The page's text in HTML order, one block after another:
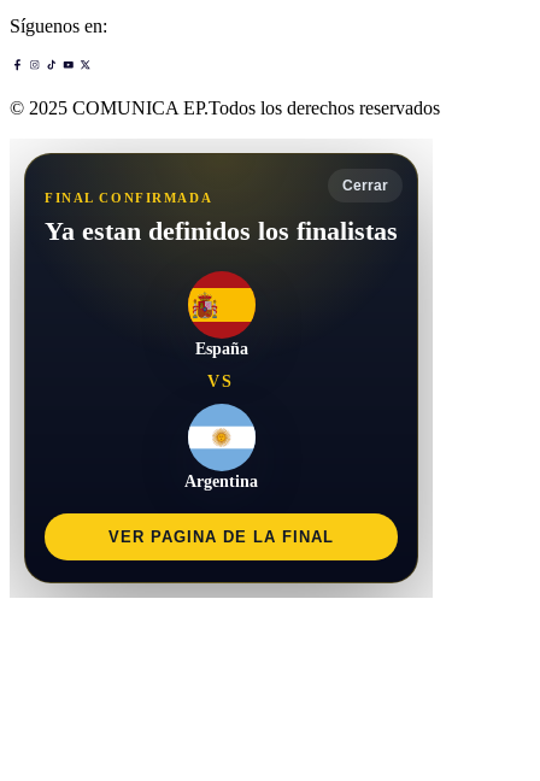
Síguenos en:
© 2025 COMUNICA EP.Todos los derechos reservados
Cerrar
FINAL CONFIRMADA
Ya estan definidos los finalistas
España
VS
Argentina
VER PAGINA DE LA FINAL